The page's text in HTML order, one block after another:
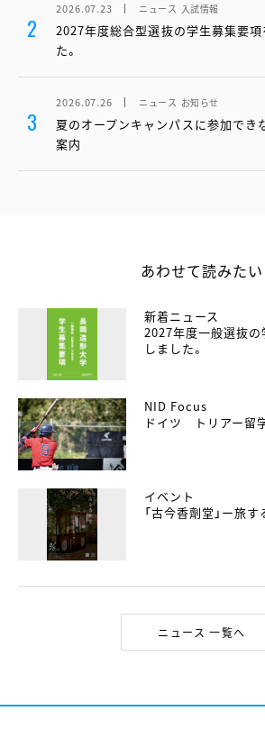
2
2026.07.23 ニュース 入試情報
2027年度総合型選抜の学生募集要項
た。
3
2026.07.26 ニュース お知らせ
夏のオープンキャンパスに参加でき
案内
あわせて読みたい
新着ニュース
2027年度一般選抜
しました。
NID Focus
ドイツ トリアー留
イベント
「古今香劑堂」ー旅
ニュース 一覧へ